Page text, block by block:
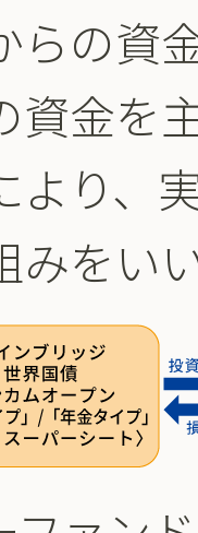
らの資
資金を
より、
みをい